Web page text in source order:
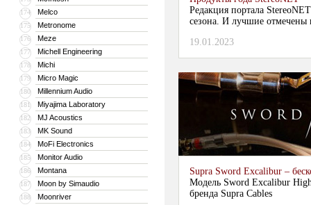
174 Melco
175 Metronome
176 Meze
177 Michell Engineering
178 Michi
179 Micro Magic
180 Millennium Audio
181 Miyajima Laboratory
182 MJ Acoustics
183 MK Sound
184 MoFi Electronics
185 Monitor Audio
186 Montana
187 Moon by Simaudio
188 Moonriver
Редакция портала
сезона. И лучшие отмечены
19.01.2023
Supra Sword Excalibur –
Модель Sword Excalibur High
бренда Supra Cables